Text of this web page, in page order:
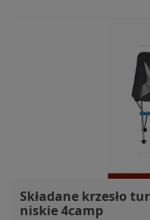
Składane krzesło
niskie 4camp